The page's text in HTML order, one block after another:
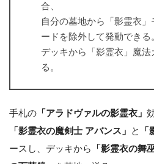
合、
自分の墓地から「影霊衣
ードを除外して発動できる
デッキから「影霊衣」魔法
る。
手札の 「アラドヴァルの影霊衣」
「影霊衣の魔剣士 アバンス」 と
ースし、デッキから
「影霊衣の舞